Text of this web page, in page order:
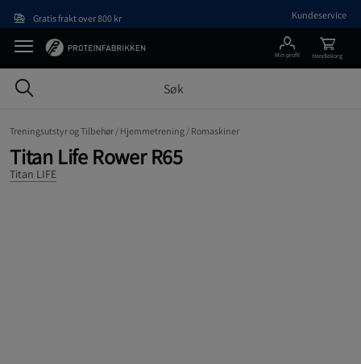
Gratis frakt over 800 kr Kundeservice
Min profil Handlekorg
Treningsutstyr og Tilbehør / Hjemmetrening / Romaskiner
Titan Life Rower R65
Titan LIFE